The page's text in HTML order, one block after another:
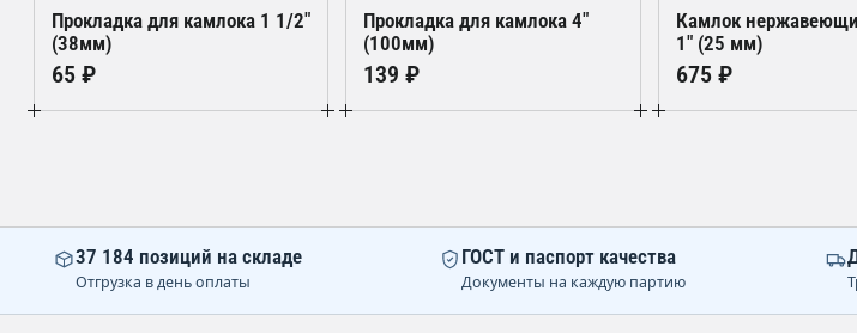
Прокладка для камлока 1 1/2"
(38мм)
65 ₽
Прокладка для камлока 4"
(100мм)
139 ₽
Камлок
1" (25 мм)
675 ₽
37 184 позиций на складе
Отгрузка в день оплаты
ГОСТ и паспорт качества
Документы на каждую партию